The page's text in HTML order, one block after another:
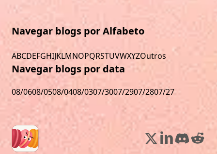
Navegar blogs por Alfabeto
ABCDEFGHIJKLMNOPQRSTUVWXYZOutros
Navegar blogs por data
08/0608/0508/0408/0307/3007/2907/2807/27